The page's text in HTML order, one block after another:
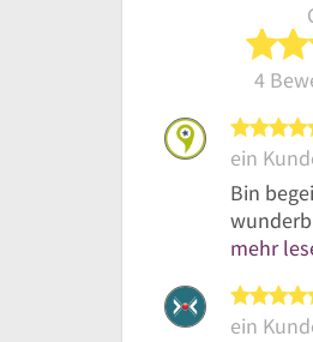
4
ein
Bin
mehr
ein